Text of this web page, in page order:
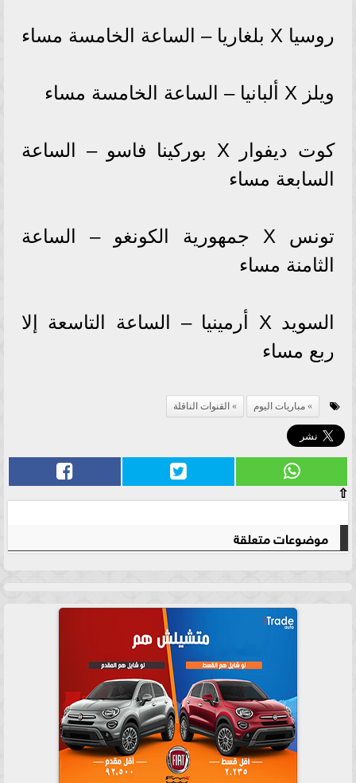
روسيا X بلغاريا – الساعة الخامسة مساء
ويلز X ألبانيا – الساعة الخامسة مساء
كوت ديفوار X بوركينا فاسو – الساعة
السابعة مساء
تونس X جمهورية الكونغو – الساعة
الثامنة مساء
السويد X أرمينيا – الساعة التاسعة إلا
ربع مساء
مباريات اليوم القنوات الناقلة
⇧
موضوعات متعلقة